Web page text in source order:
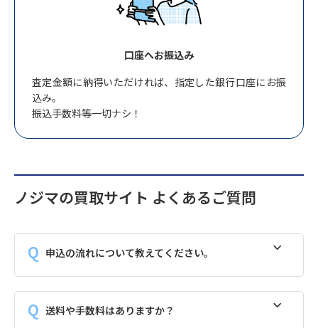
口座へお振込み
査定金額に納得いただければ、指定した銀行口座にお振
込み。
振込手数料等一切ナシ！
ノジマの買取サイト よくあるご質問
申込の流れについて教えてください。
送料や手数料はありますか？